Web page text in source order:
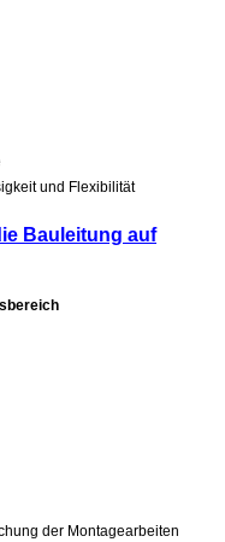
und Flexibilität
Bauleitung auf
der Montagearbeiten